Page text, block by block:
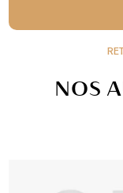
NOS